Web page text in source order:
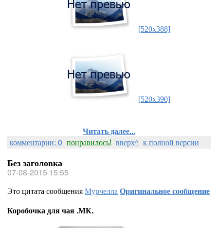
[520x388]
[520x390]
Читать далее...
комментарии: 0 понравилось! вверх^ к полной версии
Без заголовка
07-08-2015 15:55
Это цитата сообщенияМурчеллаОригинальное сообщение
Коробочка для чая .МК.